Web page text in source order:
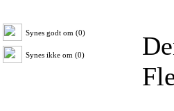
Synes godt om (0)
Synes ikke om (0)